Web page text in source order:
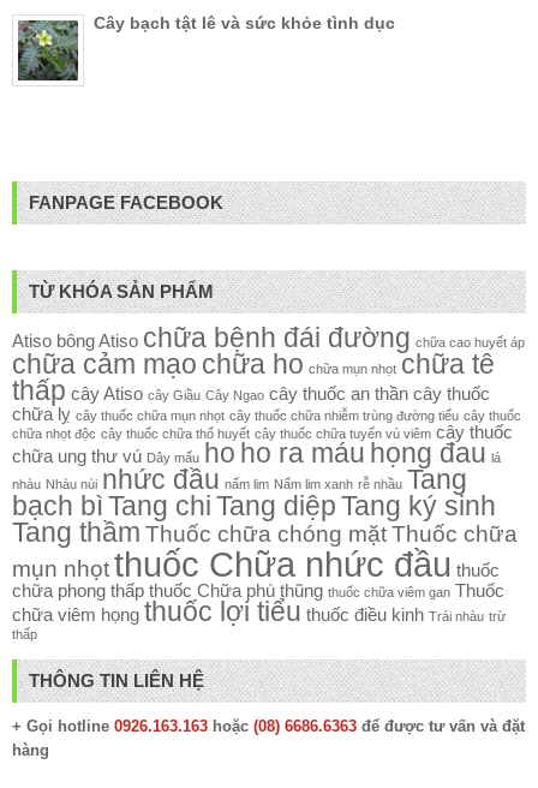
Cây bạch tật lê và sức khỏe tình dục
FANPAGE FACEBOOK
TỪ KHÓA SẢN PHẨM
Atiso bông Atiso chữa bệnh đái đường chữa cao huyết áp
chữa cảm mạo chữa ho chữa mụn nhọt chữa tê
thấp cây Atiso cây Giầu Cây Ngao cây thuốc an thần cây thuốc
chữa lỵ cây thuốc chữa mụn nhọt cây thuốc chữa nhiễm trùng đường tiểu cây thuốc
chữa nhọt độc cây thuốc chữa thổ huyết cây thuốc chữa tuyến vú viêm cây thuốc
chữa ung thư vú Dây mấu ho ho ra máu họng đau lá
nhàu Nhàu núi nhức đầu nấm lim Nấm lim xanh rễ nhầu Tang
bạch bì Tang chi Tang diệp Tang ký sinh
Tang thầm Thuốc chữa chóng mặtThuốc chữa
mụn nhọtthuốc Chữa nhức đầu thuốc
chữa phong thấp thuốc Chữa phù thũng thuốc chữa viêm gan Thuốc
chữa viêm họng thuốc lợi tiểu thuốc điều kinh Trái nhàu trừ
thấp
THÔNG TIN LIÊN HỆ
+ Gọi hotline 0926.163.163 hoặc (08) 6686.6363 để được tư vấn và đặt
hàng